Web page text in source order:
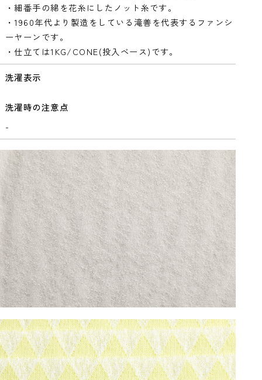
・細番手の綿を花糸にしたノット糸です。
・1960年代より製造をしている滝善を代表するファンシ
ーヤーンです。
・仕立ては1KG/CONE(投入ベース)です。
洗濯表示
洗濯時の注意点
-